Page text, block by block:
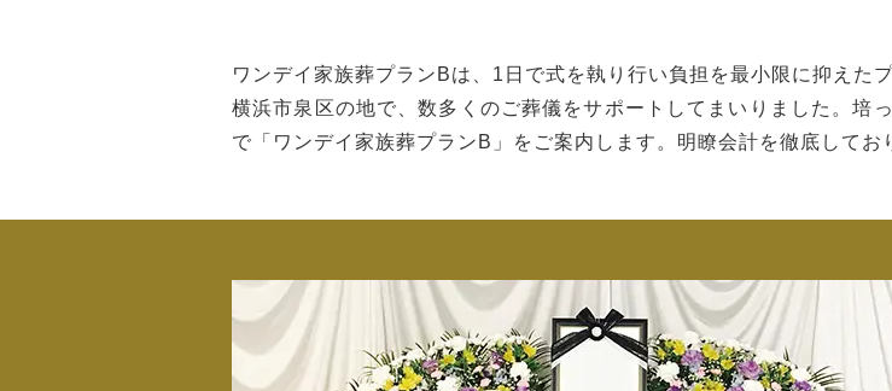
ワンデイ家族葬プランBは、1日で式を執り行い負担を最小限に抑えたプ
横浜市泉区の地で、数多くのご葬儀をサポートしてまいりました。培
で「ワンデイ家族葬プランB」をご案内します。明瞭会計を徹底してお